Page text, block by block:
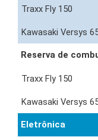
Reserva de
Eletrônica